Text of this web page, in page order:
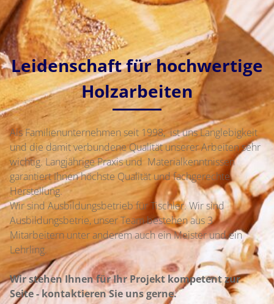
Leidenschaft für hochwertige
Holzarbeiten
Als Familienunternehmen seit 1998, ist uns Langlebigkeit
und die damit verbundene Qualität unserer Arbeiten sehr
wichtig. Langjährige Praxis und Materialkenntnissen
garantiert Ihnen höchste Qualität und fachgerechte
Herstellung.
Wir sind Ausbildungsbetrieb für Tischler. Wir sind
Ausbildungsbetrie, unser Team bestehen aus 3
Mitarbeitern unter anderem auch ein Meister und ein
Lehrling.
Wir stehen Ihnen für Ihr Projekt kompetent zur
Seite - kontaktieren Sie uns gerne.